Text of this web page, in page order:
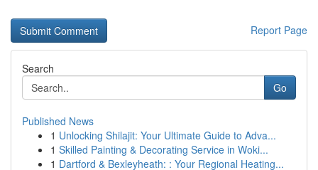
Report Page
Search
Go
Published News
1 Unlocking Shilajit: Your Ultimate Guide to Adva...
1 Skilled Painting & Decorating Service in Woki...
1 Dartford & Bexleyheath: : Your Regional Heating...